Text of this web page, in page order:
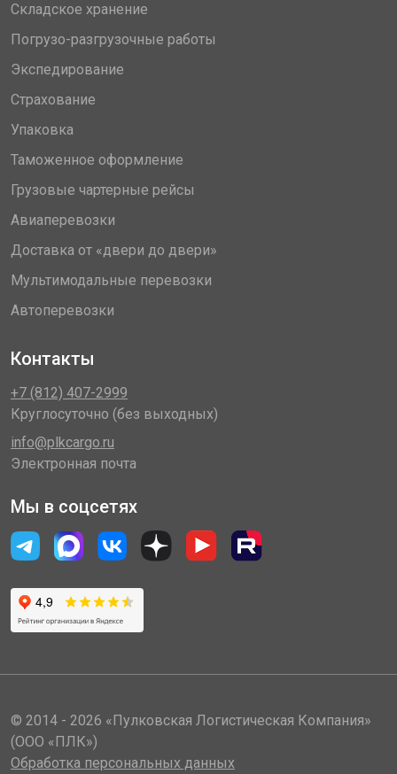
Складское хранение
Погрузо-разгрузочные работы
Экспедирование
Страхование
Упаковка
Таможенное оформление
Грузовые чартерные рейсы
Авиаперевозки
Доставка от «двери до двери»
Мультимодальные перевозки
Автоперевозки
Контакты
+7 (812) 407-2999
Круглосуточно (без выходных)
info@plkcargo.ru
Электронная почта
Мы в соцсетях
© 2014 - 2026 «Пулковская Логистическая Компания»
(ООО «ПЛК»)
Обработка персональных данных